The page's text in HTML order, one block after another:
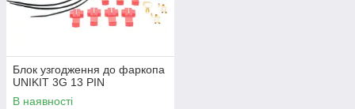
Блок узгодження до фаркопа
UNIKIT 3G 13 PIN
В наявності